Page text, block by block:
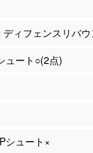
ディフェンスリバ
ュート○(2点)
シュート×